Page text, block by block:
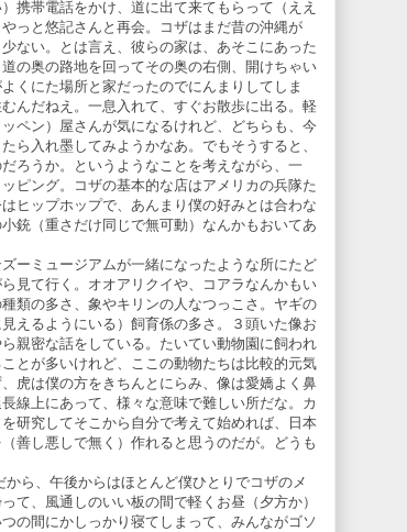
携帯電話をかけ、道に出て来てもらって（ええ
っと悠記さんと再会。コザはまだ昔の沖縄が
ない。とは言え、彼らの家は、あそこにあった
の奥の路地を回ってその奥の右側、開けちゃい
くにた場所と家だったのでにんまりしてしま
んだねえ。一息入れて、すぐお散歩に出る。軽
ペン）屋さんが気になるけれど、どちらも、今
ら入れ墨してみようかなあ。でもそうすると、
ろうか。というようなことを考えながら、一
ピング。コザの基本的な店はアメリカの兵隊た
ヒップホップで、あんまり僕の好みとは合わな
銃（重さだけ同じで無可動）なんかもおいてあ
ーミュージアムが一緒になったような所にたど
見て行く。オオアリクイや、コアラなんかもい
類の多さ、象やキリンの人なつっこさ。ヤギの
えるようにいる）飼育係の多さ。３頭いた像お
親密な話をしている。たいてい動物園に飼われ
とが多いけれど、ここの動物たちは比較的元気
虎は僕の方をきちんとにらみ、像は愛嬌よく鼻
線上にあって、様々な意味で難しい所だな。カ
研究してそこから自分で考えて始めれば、日本
善し悪しで無く）作れると思うのだが。どうも
ら、午後からはほとんど僕ひとりでコザのメ
て、風通しのいい板の間で軽くお昼（夕方か）
の間にかしっかり寝てしまって、みんながゴソ